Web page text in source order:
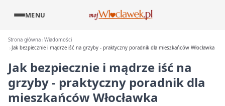
MENU
Strona główna Wiadomości
Jak bezpiecznie i mądrze iść na grzyby - praktyczny poradnik dla mieszkańców Włocławka
Jak bezpiecznie i mądrze iść na
grzyby - praktyczny poradnik dla
mieszkańców Włocławka